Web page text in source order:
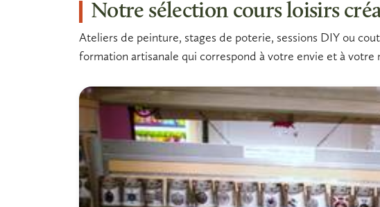
Notre sélection cours loisirs
Ateliers de peinture, stages de poterie, sessions DIY ou
formation artisanale qui correspond à votre envie et à votre